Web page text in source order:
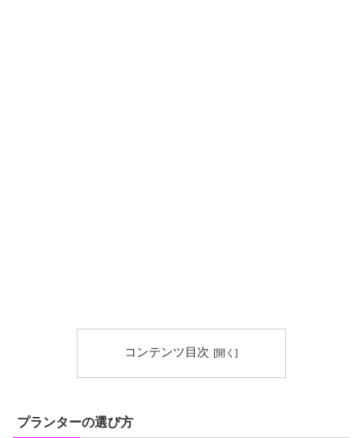
コンテンツ目次
プランターの選び方